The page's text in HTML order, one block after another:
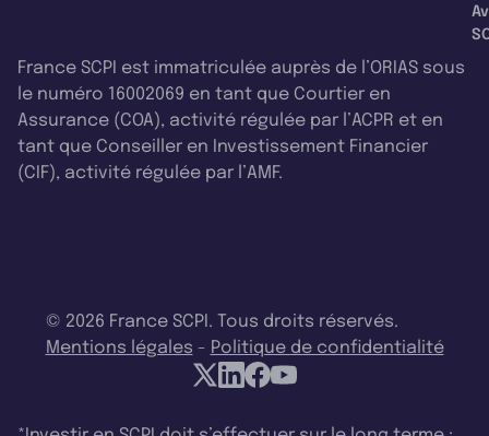
France SCPI est immatriculée auprès de l’ORIAS sous
le numéro 16002069 en tant que Courtier en
Assurance (COA), activité régulée par l’ACPR et en
tant que Conseiller en Investissement Financier
(CIF), activité régulée par l’AMF.
© 2026 France SCPI. Tous droits réservés.
Mentions légales - Politique de confidentialité